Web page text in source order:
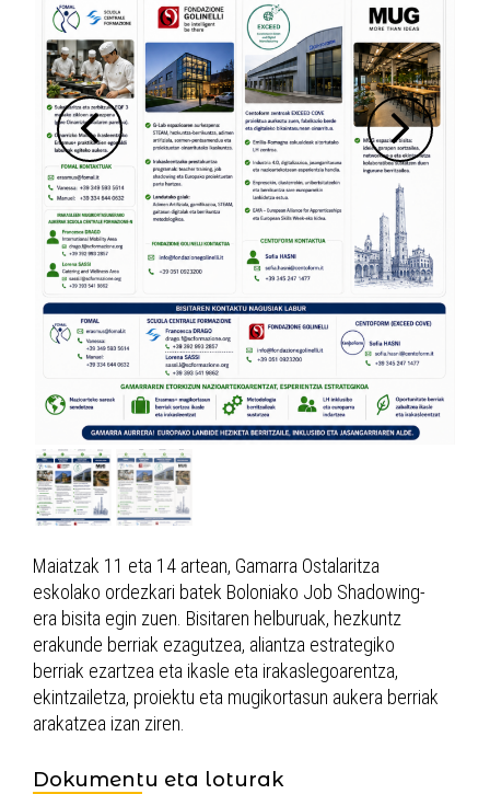
Maiatzak 11 eta 14 artean, Gamarra Ostalaritza
eskolako ordezkari batek Boloniako Job Shadowing-
era bisita egin zuen. Bisitaren helburuak, hezkuntz
erakunde berriak ezagutzea, aliantza estrategiko
berriak ezartzea eta ikasle eta irakaslegoarentza,
ekintzailetza, proiektu eta mugikortasun aukera berriak
arakatzea izan ziren.
Dokumentu eta loturak